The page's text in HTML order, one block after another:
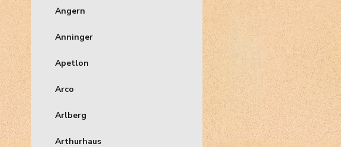
Angern
Anninger
Apetlon
Arco
Arlberg
Arthurhaus